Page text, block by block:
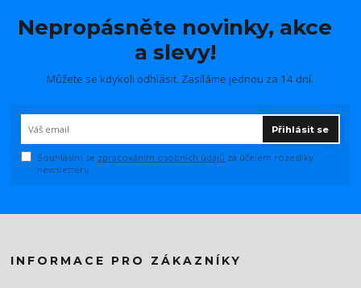
Nepropásněte novinky, akce
a slevy!
Můžete se kdykoli odhlásit. Zasíláme jednou za 14 dní.
Přihlásit se
Souhlasím se zpracováním osobních údajů za účelem rozesílky
newsletteru.
INFORMACE PRO ZÁKAZNÍKY